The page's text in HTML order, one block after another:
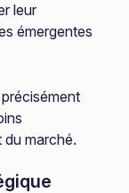
leur
émergentes
marché.